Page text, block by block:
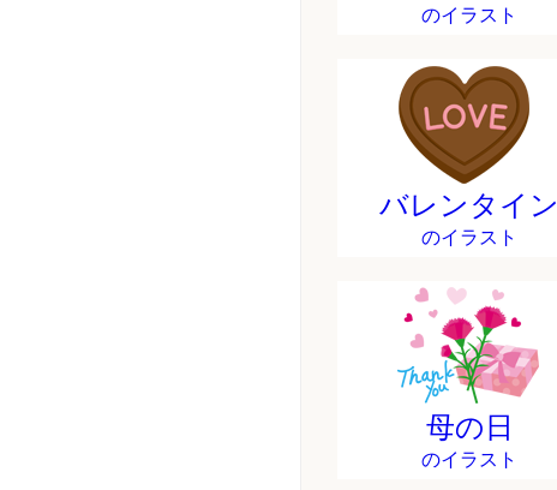
のイラスト
バレンタイン
のイラスト
母の日
のイラスト